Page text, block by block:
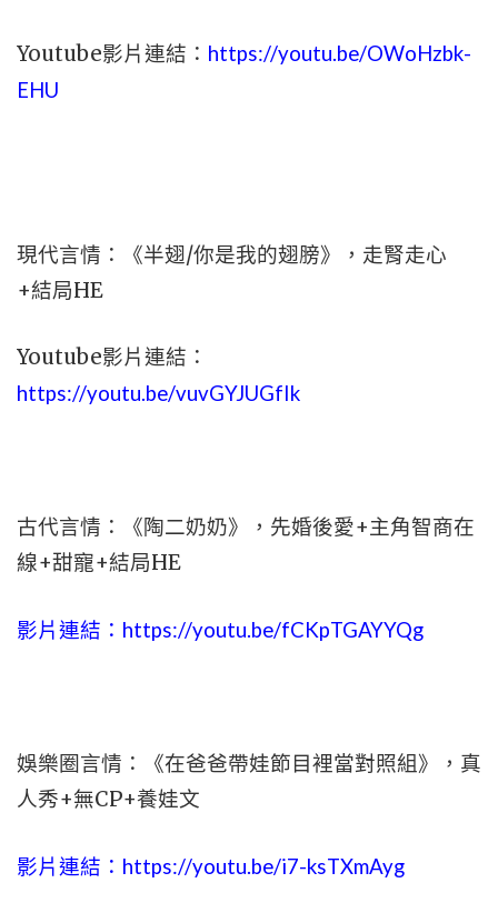
Youtube影片連結： https://youtu.be/OWoHzbk-
EHU
現代言情：《半翅/你是我的翅膀》，走腎走心
+結局HE
Youtube影片連結：
https://youtu.be/vuvGYJUGfIk
古代言情：《陶二奶奶》，先婚後愛+主角智商在
線+甜寵+結局HE
影片連結： https://youtu.be/fCKpTGAYYQg
娛樂圈言情：《在爸爸帶娃節目裡當對照組》，真
人秀+無CP+養娃文
影片連結： https://youtu.be/i7-ksTXmAyg